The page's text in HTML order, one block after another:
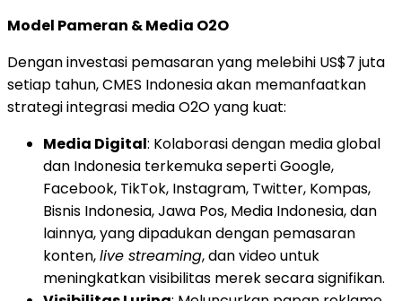
Model Pameran & Media O2O
Dengan investasi pemasaran yang melebihi US$7 juta
setiap tahun, CMES Indonesia akan memanfaatkan
strategi integrasi media O2O yang kuat:
Media Digital: Kolaborasi dengan media global
dan Indonesia terkemuka seperti Google,
Facebook, TikTok, Instagram, Twitter, Kompas,
Bisnis Indonesia, Jawa Pos, Media Indonesia, dan
lainnya, yang dipadukan dengan pemasaran
konten,live streaming, dan video untuk
meningkatkan visibilitas merek secara signifikan.